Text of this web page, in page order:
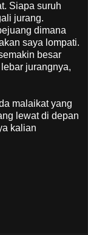
Siapa suruh
jurang.
dimana
saya lompati.
besar
jurangnya,
malaikat yang
lewat di depan
kalian